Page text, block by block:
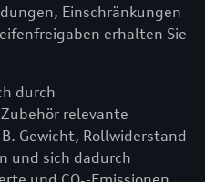
Einschränkungen
erhalten Sie
durch
relevante
Gewicht, Rollwiderstand
und sich dadurch